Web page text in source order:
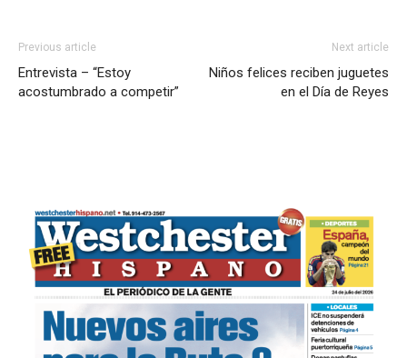
Previous article
Entrevista – “Estoy
acostumbrado a competir”
Next article
Niños felices reciben juguetes
en el Día de Reyes